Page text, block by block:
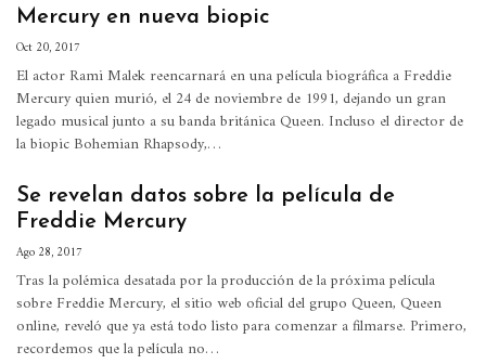
Mercury en nueva biopic
Oct 20, 2017
El actor Rami Malek reencarnará en una película biográfica a Freddie
Mercury quien murió, el 24 de noviembre de 1991, dejando un gran
legado musical junto a su banda británica Queen. Incluso el director de
la biopic Bohemian Rhapsody,…
Se revelan datos sobre la película de
Freddie Mercury
Ago 28, 2017
Tras la polémica desatada por la producción de la próxima película
sobre Freddie Mercury, el sitio web oficial del grupo Queen, Queen
online, reveló que ya está todo listo para comenzar a filmarse. Primero,
recordemos que la película no…